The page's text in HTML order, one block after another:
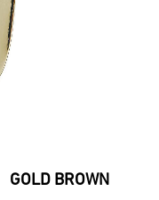
GOLD BROWN